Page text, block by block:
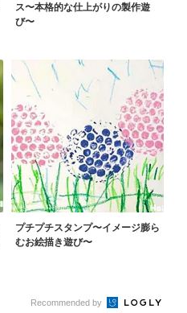
ス〜本格的な仕上がりの製作遊
び〜
プチプチスタンプ〜イメージ膨ら
むお絵描き遊び〜
Recommended by